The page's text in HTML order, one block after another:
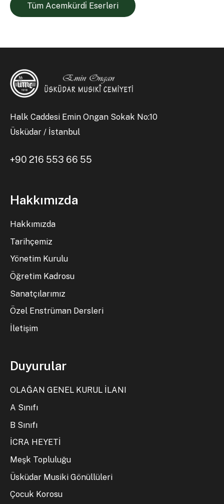
Tüm Acemkürdi̇ Eserleri
Halk Caddesi Emin Ongan Sokak No:10
Üsküdar / İstanbul
+90 216 553 66 55
Hakkımızda
Hakkımızda
Tarihçemiz
Yönetim Kurulu
Öğretim Kadrosu
Sanatçılarımız
Özel Enstrüman Dersleri
İletişim
Duyurular
OLAĞAN GENEL KURUL İLANI
A Sınıfı
B Sınıfı
İCRA HEYETİ
Meşk Topluluğu
Üsküdar Musiki Gönüllüleri
Çocuk Korosu